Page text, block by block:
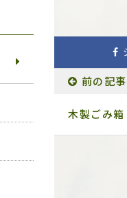
前の記事
木製ごみ箱